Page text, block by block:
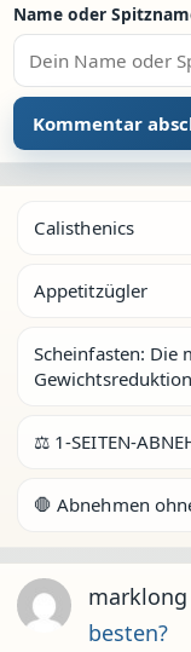
Name oder
Calisthenics
Appetitzügler
Scheinfasten: Die
⚖️ 1-SEITEN-
🛑 Abnehmen
marklong
besten?